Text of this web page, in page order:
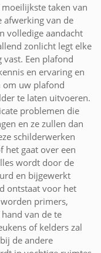
taken van
afwerking van de
volledige aandacht
zonlicht legt elke
Een plafond
en ervaring en
om uw plafond
te laten uitvoeren.
problemen die
en ze zullen dan
schilderwerken
het gaat over een
wordt door de
en bijgewerkt
ontstaat voor het
primers,
van de te
of kelders zal
de andere